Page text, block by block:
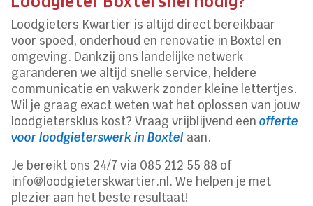
Loodgieters Kwartier is altijd direct bereikbaar
voor spoed, onderhoud en renovatie in Boxtel en
omgeving. Dankzij ons landelijke netwerk
garanderen we altijd snelle service, heldere
communicatie en vakwerk zonder kleine lettertjes.
Wil je graag exact weten wat het oplossen van jouw
loodgietersklus kost? Vraag vrijblijvend eenofferte
voor loodgieterswerk in Boxtel aan.
Je bereikt ons 24/7 via 085 212 55 88 of
info@loodgieterskwartier.nl. We helpen je met
plezier aan het beste resultaat!